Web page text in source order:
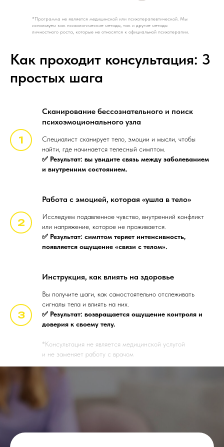
*Программа не является медицинской или психотерапевтической. Мы
используем как психологические методы, так и другие методы
личностного роста, которые не относятся к официальной психотерапии.
Как проходит консультация: 3
простых шага
Сканирование бессознательного и поиск
психоэмоционального узла
Специалист сканирует тело, эмоции и мысли, чтобы
найти, где начинается телесный симптом.
✅ Результат: вы увидите связь между заболеванием
и внутренним состоянием.
Работа с эмоцией, которая «ушла в тело»
Исследуем подавленное чувство, внутренний конфликт
или напряжение, которое не проживается.
✅ Результат: симптом теряет интенсивность,
появляется ощущение «связи с телом».
Инструкция, как влиять на здоровье
Вы получите шаги, как самостоятельно отслеживать
сигналы тела и влиять на них.
✅ Результат: возвращается ощущение контроля и
доверия к своему телу.
*Консультация не является медицинской услугой
и не заменяет работу с врачом